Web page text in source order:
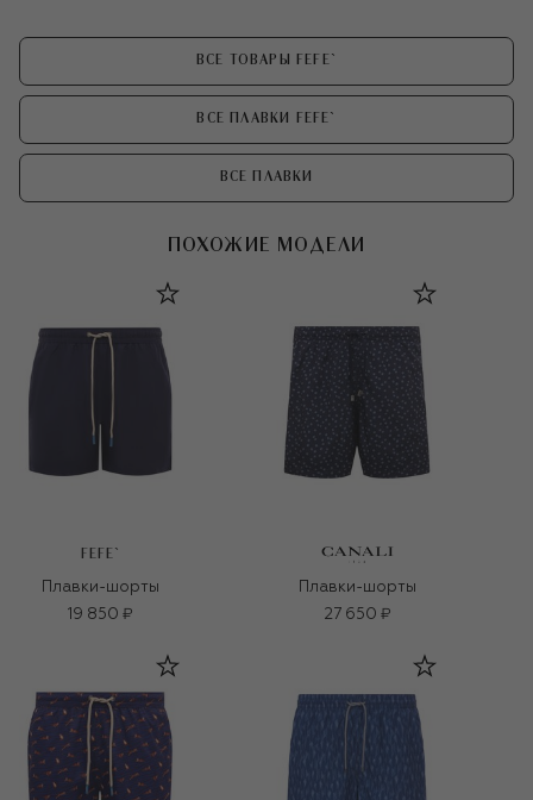
ВСЕ ТОВАРЫ FEFE`
ВСЕ ПЛАВКИ FEFE`
ВСЕ ПЛАВКИ
ПОХОЖИЕ МОДЕЛИ
FEFE`
Плавки-шорты
19 850 ₽
Плавки-шорты
27 650 ₽